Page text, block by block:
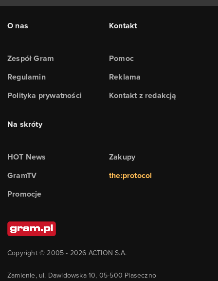
O nas
Zespół Gram
Regulamin
Polityka prywatności
Kontakt
Pomoc
Reklama
Kontakt z redakcją
Na skróty
HOT News
GramTV
Promocje
Zakupy
the:protocol
Copyright © 2005 - 2026 ACTION S.A.
Zamienie, ul. Dawidowska 10, 05-500 Piaseczno